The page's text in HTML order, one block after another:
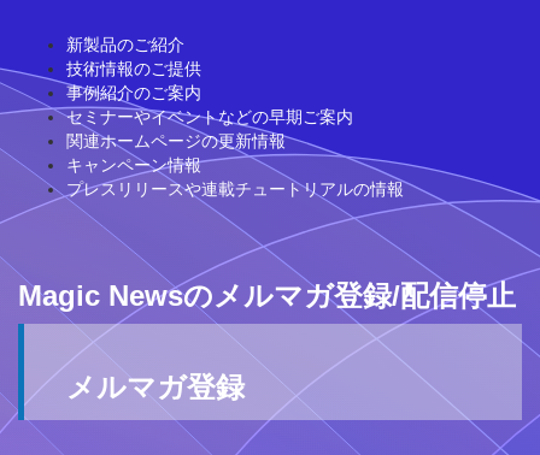
新製品のご紹介
技術情報のご提供
事例紹介のご案内
セミナーやイベントなどの早期ご案内
関連ホームページの更新情報
キャンペーン情報
プレスリリースや連載チュートリアルの情報
Magic Newsのメルマガ登録/配信停止
メルマガ登録